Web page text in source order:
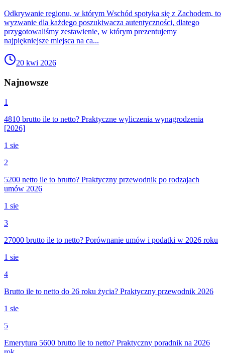
Odkrywanie regionu, w którym Wschód spotyka się z Zachodem, to
wyzwanie dla każdego poszukiwacza autentyczności, dlatego
przygotowaliśmy zestawienie, w którym prezentujemy
najpiękniejsze miejsca na ca...
20 kwi 2026
Najnowsze
1
4810 brutto ile to netto? Praktyczne wyliczenia wynagrodzenia
[2026]
1 sie
2
5200 netto ile to brutto? Praktyczny przewodnik po rodzajach
umów 2026
1 sie
3
27000 brutto ile to netto? Porównanie umów i podatki w 2026 roku
1 sie
4
Brutto ile to netto do 26 roku życia? Praktyczny przewodnik 2026
1 sie
5
Emerytura 5600 brutto ile to netto? Praktyczny poradnik na 2026